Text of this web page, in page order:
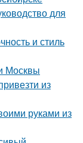
для
и стиль
Москвы
из
руками из